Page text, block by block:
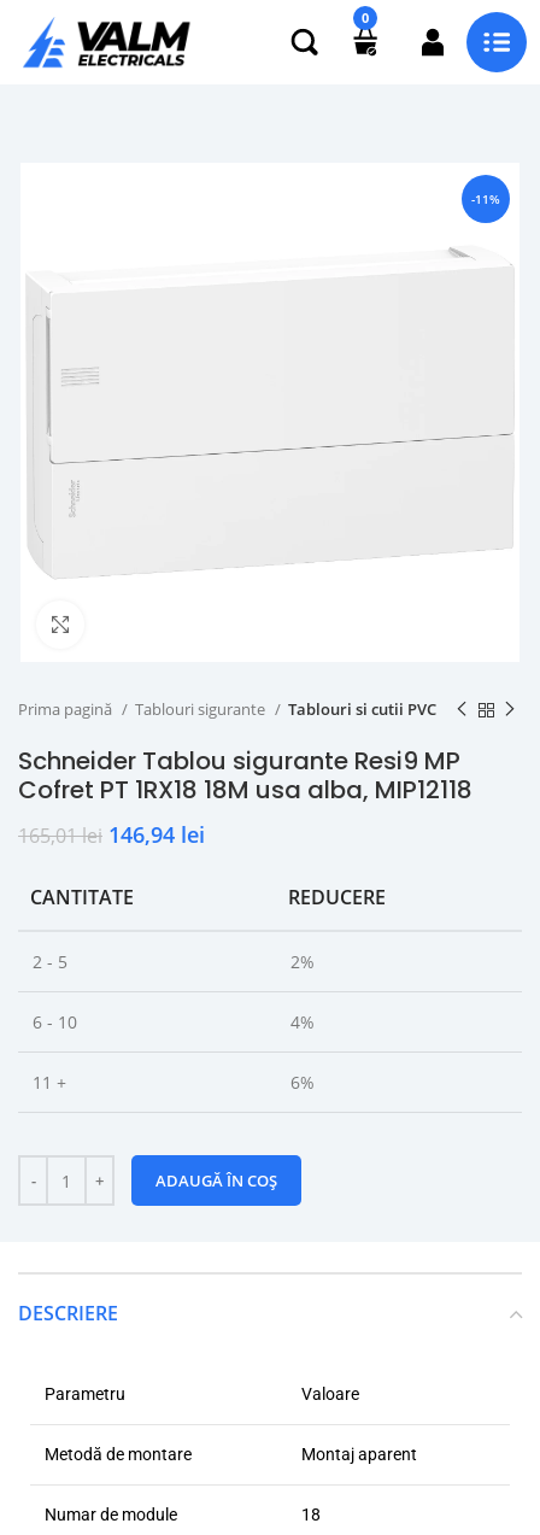
0
-11%
Prima pagină Tablouri sigurante Tablouri si cutii PVC
Schneider Tablou sigurante Resi9 MP
Cofret PT 1RX18 18M usa alba, MIP12118
165,01lei 146,94 lei
CANTITATE REDUCERE
2 - 5 2%
6 - 10 4%
11 + 6%
ADAUGĂ ÎN COȘ
DESCRIERE
Parametru Valoare
Metodă de montare Montaj aparent
Numar de module 18